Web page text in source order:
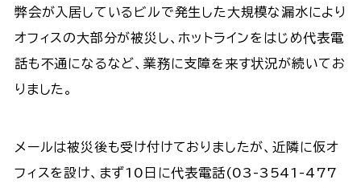
弊会が入居しているビルで発生した大規模な漏水により
オフィスの大部分が被災し、ホットラインをはじめ代表電
話も不通になるなど、業務に支障を来す状況が続いてお
りました。
メールは被災後も受け付けておりましたが、近隣に仮オ
フィスを設け、まず10日に代表電話(03-3541-477